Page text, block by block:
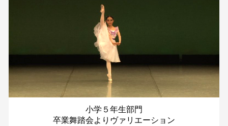
小学５年生部門
卒業舞踏会よりヴァリエーション